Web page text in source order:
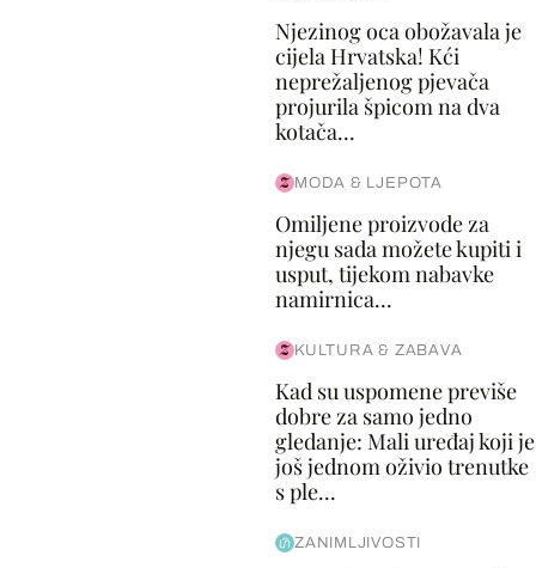
Njezinog oca obožavala je
cijela Hrvatska! Kći
neprežaljenog pjevača
projurila špicom na dva
kotača...
MODA & LJEPOTA
Omiljene proizvode za
njegu sada možete kupiti i
usput, tijekom nabavke
namirnica...
KULTURA & ZABAVA
Kad su uspomene previše
dobre za samo jedno
gledanje: Mali uređaj koji je
još jednom oživio trenutke
s ple...
ZANIMLJIVOSTI